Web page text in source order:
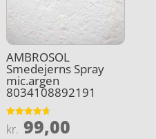
AMBROSOL
Smedejerns Spray
mic.argen
8034108892191
Vurderet
4.7
kr. 99,00